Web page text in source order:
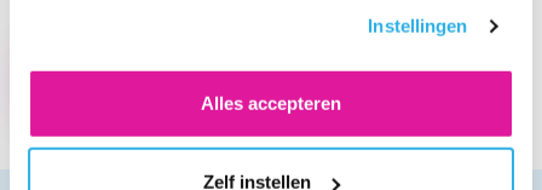
vind je meer informatie. Je kunt altijd je toestemming
Instellingen
Alles accepteren
Zelf instellen